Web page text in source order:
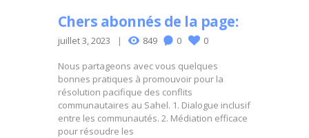
Chers abonnés de la page:
juillet 3, 2023 849 0 0
Nous partageons avec vous quelques
bonnes pratiques à promouvoir pour la
résolution pacifique des conflits
communautaires au Sahel. 1. Dialogue inclusif
entre les communautés. 2. Médiation efficace
pour résoudre les